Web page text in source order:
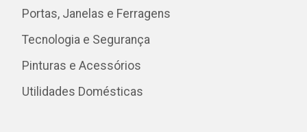
Portas, Janelas e Ferragens
Tecnologia e Segurança
Pinturas e Acessórios
Utilidades Domésticas